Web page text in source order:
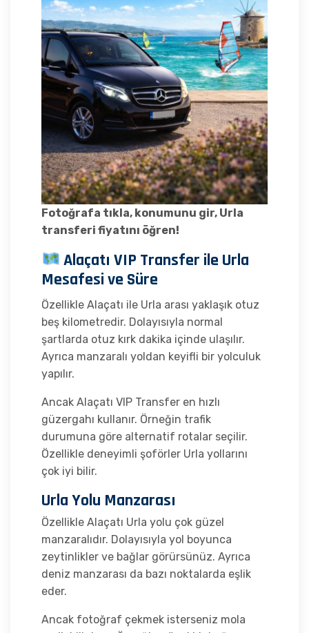
Fotoğrafa tıkla, konumunu gir, Urla
transferi fiyatını öğren!
Alaçatı VIP Transfer ile Urla
Mesafesi ve Süre
Özellikle Alaçatı ile Urla arası yaklaşık otuz
beş kilometredir. Dolayısıyla normal
şartlarda otuz kırk dakika içinde ulaşılır.
Ayrıca manzaralı yoldan keyifli bir yolculuk
yapılır.
Ancak Alaçatı VIP Transfer en hızlı
güzergahı kullanır. Örneğin trafik
durumuna göre alternatif rotalar seçilir.
Özellikle deneyimli şoförler Urla yollarını
çok iyi bilir.
Urla Yolu Manzarası
Özellikle Alaçatı Urla yolu çok güzel
manzaralıdır. Dolayısıyla yol boyunca
zeytinlikler ve bağlar görürsünüz. Ayrıca
deniz manzarası da bazı noktalarda eşlik
eder.
Ancak fotoğraf çekmek isterseniz mola